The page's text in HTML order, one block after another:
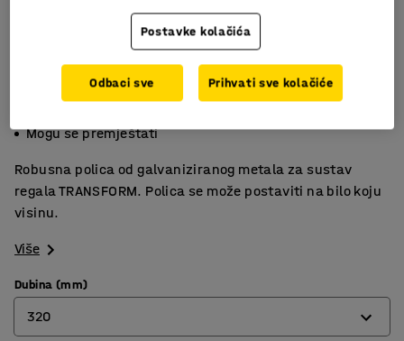
Maks. 290 kg/polica
Mogu se premještati
Robusna polica od galvaniziranog metala za sustav
regala TRANSFORM. Polica se može postaviti na bilo koju
visinu.
Više
Dubina (mm)
320
Postavke kolačića
Odbaci sve Prihvati sve kolačiće